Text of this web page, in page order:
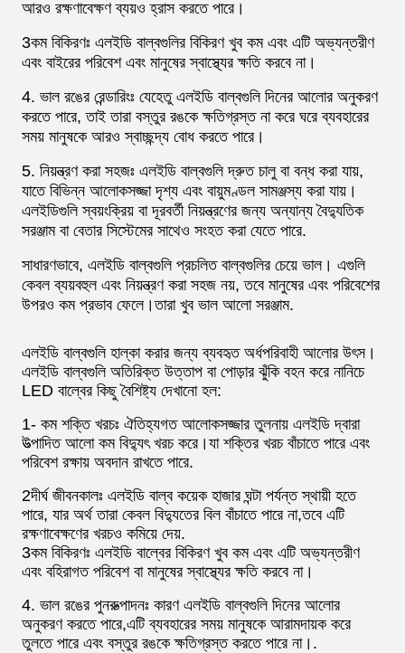
আরও রক্ষণাবেক্ষণ ব্যয়ও হ্রাস করতে পারে।
3কম বিকিরণঃ এলইডি বাল্বগুলির বিকিরণ খুব কম এবং এটি অভ্যন্তরীণ
এবং বাইরের পরিবেশ এবং মানুষের স্বাস্থ্যের ক্ষতি করবে না।
4. ভাল রঙের রেন্ডারিংঃ যেহেতু এলইডি বাল্বগুলি দিনের আলোর অনুকরণ
করতে পারে, তাই তারা বস্তুর রঙকে ক্ষতিগ্রস্ত না করে ঘরে ব্যবহারের
সময় মানুষকে আরও স্বাচ্ছন্দ্য বোধ করতে পারে।
5. নিয়ন্ত্রণ করা সহজঃ এলইডি বাল্বগুলি দ্রুত চালু বা বন্ধ করা যায়,
যাতে বিভিন্ন আলোকসজ্জা দৃশ্য এবং বায়ুমণ্ডল সামঞ্জস্য করা যায়।
এলইডিগুলি স্বয়ংক্রিয় বা দূরবর্তী নিয়ন্ত্রণের জন্য অন্যান্য বৈদ্যুতিক
সরঞ্জাম বা বেতার সিস্টেমের সাথেও সংহত করা যেতে পারে.
সাধারণভাবে, এলইডি বাল্বগুলি প্রচলিত বাল্বগুলির চেয়ে ভাল। এগুলি
কেবল ব্যয়বহুল এবং নিয়ন্ত্রণ করা সহজ নয়, তবে মানুষের এবং পরিবেশের
উপরও কম প্রভাব ফেলে।তারা খুব ভাল আলো সরঞ্জাম.
এলইডি বাল্বগুলি হাল্কা করার জন্য ব্যবহৃত অর্ধপরিবাহী আলোর উৎস।
এলইডি বাল্বগুলি অতিরিক্ত উত্তাপ বা পোড়ার ঝুঁকি বহন করে নানিচে
LED বাল্বের কিছু বৈশিষ্ট্য দেখানো হল:
1- কম শক্তি খরচঃ ঐতিহ্যগত আলোকসজ্জার তুলনায় এলইডি দ্বারা
উত্পাদিত আলো কম বিদ্যুৎ খরচ করে।যা শক্তির খরচ বাঁচাতে পারে এবং
পরিবেশ রক্ষায় অবদান রাখতে পারে.
2দীর্ঘ জীবনকালঃ এলইডি বাল্ব কয়েক হাজার ঘন্টা পর্যন্ত স্থায়ী হতে
পারে, যার অর্থ তারা কেবল বিদ্যুতের বিল বাঁচাতে পারে না,তবে এটি
রক্ষণাবেক্ষণের খরচও কমিয়ে দেয়.
3কম বিকিরণঃ এলইডি বাল্বের বিকিরণ খুব কম এবং এটি অভ্যন্তরীণ
এবং বহিরাগত পরিবেশ বা মানুষের স্বাস্থ্যের ক্ষতি করবে না।
4. ভাল রঙের পুনরুত্পাদনঃ কারণ এলইডি বাল্বগুলি দিনের আলোর
অনুকরণ করতে পারে,এটি ব্যবহারের সময় মানুষকে আরামদায়ক করে
তুলতে পারে এবং বস্তুর রঙকে ক্ষতিগ্রস্ত করতে পারে না।.